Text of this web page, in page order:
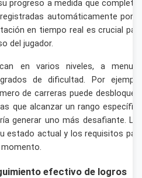
progreso a medida que
automáticamente por
en tiempo real es crucial
del jugador.
en varios niveles, a
de dificultad. Por
de carreras puede
que alcanzar un rango
generar uno más desafiante.
estado actual y los requisitos
efectivo de logros